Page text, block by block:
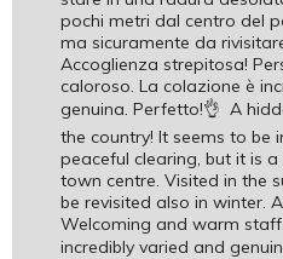
pochi metri dal centro del
ma sicuramente da
Accoglienza strepitosa!
caloroso. La colazione è
genuina. Perfetto!👌 A
the country! It seems to be
peaceful clearing, but it is
town centre. Visited in the
be revisited also in winter.
Welcoming and warm
incredibly varied and